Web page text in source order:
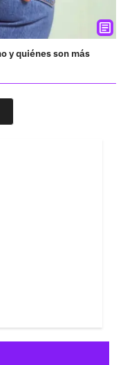
y quiénes son más